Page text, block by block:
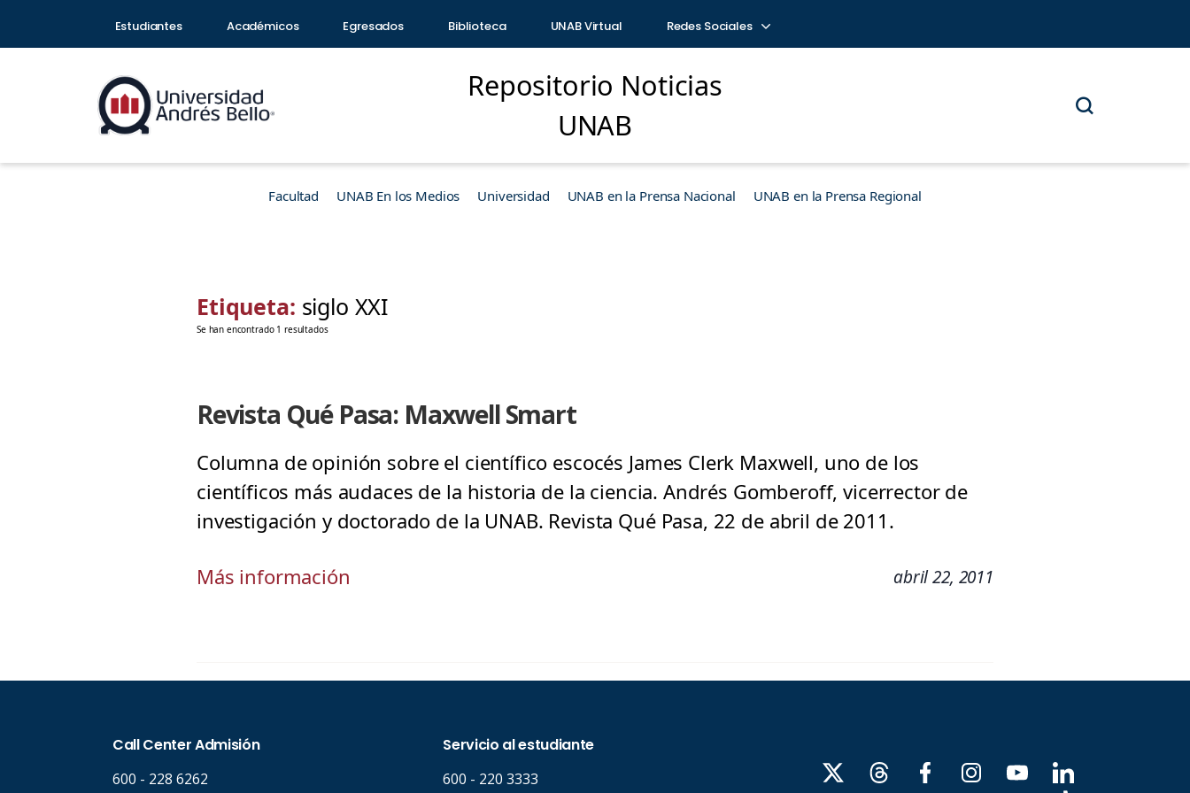
Estudiantes Académicos Egresados Biblioteca UNAB Virtual Redes Sociales
Repositorio Noticias
UNAB
Facultad UNAB En los Medios Universidad UNAB en la Prensa Nacional UNAB en la Prensa Regional
Etiqueta: siglo XXI
Se han encontrado 1 resultados
Revista Qué Pasa: Maxwell Smart
Columna de opinión sobre el científico escocés James Clerk Maxwell, uno de los
científicos más audaces de la historia de la ciencia. Andrés Gomberoff, vicerrector de
investigación y doctorado de la UNAB. Revista Qué Pasa, 22 de abril de 2011.
Más información abril 22, 2011